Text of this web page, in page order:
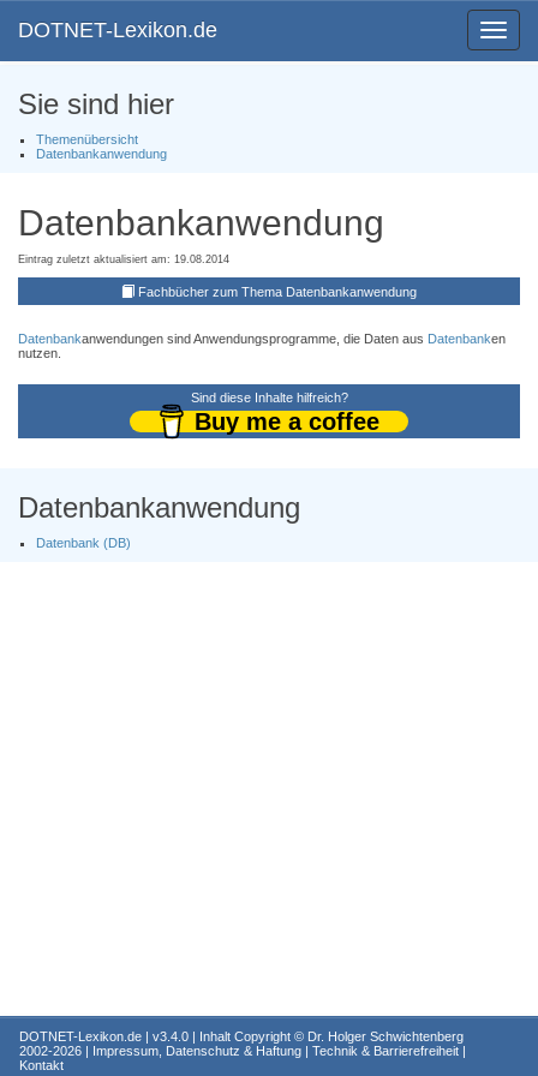
Toggle
DOTNET-Lexikon.de
Sie sind hier
Themenübersicht
Datenbankanwendung
Datenbankanwendung
Eintrag zuletzt aktualisiert am: 19.08.2014
Fachbücher zum Thema Datenbankanwendung
Datenbankanwendungen sind Anwendungsprogramme, die Daten aus Datenbanken
nutzen.
Sind diese Inhalte hilfreich?
Buy me a coffee
Datenbankanwendung
Datenbank (DB)
DOTNET-Lexikon.de | v3.4.0 | Inhalt Copyright © Dr. Holger Schwichtenberg
2002-2026 | Impressum, Datenschutz & Haftung | Technik & Barrierefreiheit |
Kontakt